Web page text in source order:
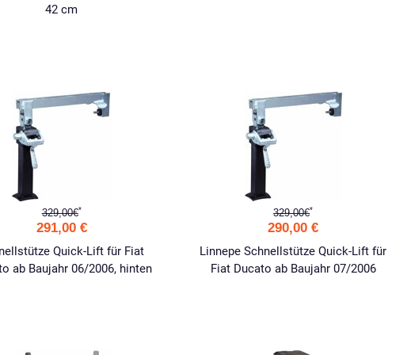
42 cm
329,00€*
291,00 €
Quick-Lift für Fiat
ab Baujahr 06/2006, hinten
329,00€*
290,00 €
Linnepe Schnellstütze Quick-Lift für
Fiat Ducato ab Baujahr 07/2006